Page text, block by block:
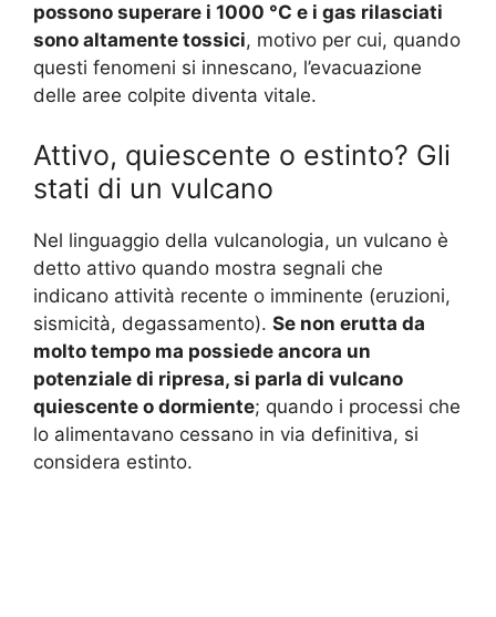
possono superare i 1000 °C e i gas rilasciati
sono altamente tossici, motivo per cui, quando
questi fenomeni si innescano, l’evacuazione
delle aree colpite diventa vitale.
Attivo, quiescente o estinto? Gli
stati di un vulcano
Nel linguaggio della vulcanologia, un vulcano è
detto attivo quando mostra segnali che
indicano attività recente o imminente (eruzioni,
sismicità, degassamento). Se non erutta da
molto tempo ma possiede ancora un
potenziale di ripresa, si parla di vulcano
quiescente o dormiente; quando i processi che
lo alimentavano cessano in via definitiva, si
considera estinto.